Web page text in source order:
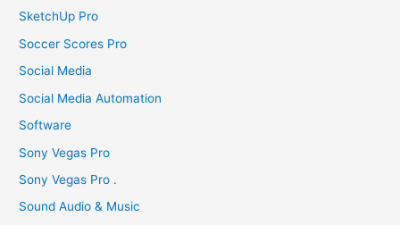
SketchUp Pro
Soccer Scores Pro
Social Media
Social Media Automation
Software
Sony Vegas Pro
Sony Vegas Pro .
Sound Audio & Music